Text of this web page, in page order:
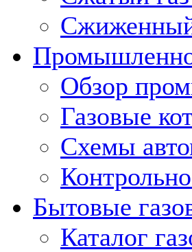
Обзор
Газовые
Схемы
Бытовые
Каталог